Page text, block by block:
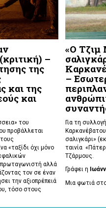
–
της
και της
και
του
προβάλλεται
«ταξίδι όχι μόνο
αλλά
τον σε έναν
την αξιοπρέπειά
τόσο στους
«Ο Τζιμ
–
Για τη
σαλιγκάρι»
ταινία
Τζάρμους.
Γράφει η
Μια φωτιά στο